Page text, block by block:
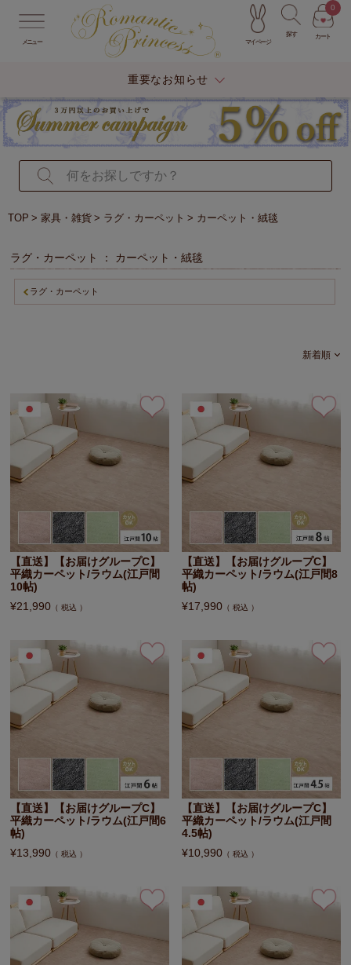
メニュー マイページ
探す カート
0
重要なお知らせ
TOP 家具・雑貨 ラグ・カーペット カーペット・絨毯
ラグ・カーペット ： カーペット・絨毯
ラグ・カーペット
新着順
【直送】【お届けグループC】
平織カーペット/ラウム(江戸間
10帖)
¥21,990 税込
【直送】【お届けグループC】
平織カーペット/ラウム(江戸間8
帖)
¥17,990 税込
【直送】【お届けグループC】
平織カーペット/ラウム(江戸間6
帖)
¥13,990 税込
【直送】【お届けグループC】
平織カーペット/ラウム(江戸間
4.5帖)
¥10,990 税込